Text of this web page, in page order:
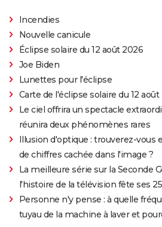
Incendies
Nouvelle canicule
Éclipse solaire du 12 août 2026
Joe Biden
Lunettes pour l'éclipse
Carte de l'éclipse solaire du 12 août
Le ciel offrira un spectacle
réunira deux phénomènes rares
Illusion d'optique : trouverez-vous
de chiffres cachée dans l'image ?
La meilleure série sur la Seconde
l'histoire de la télévision fête ses
Personne n'y pense : à quelle
tuyau de la machine à laver et